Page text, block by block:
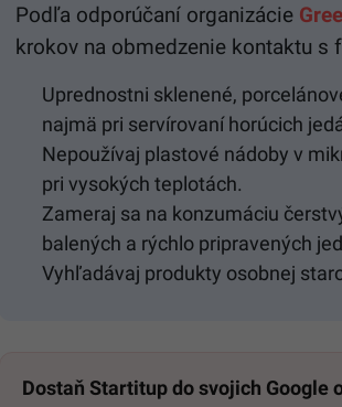
Podľa odporúčaní organizácie
krokov na obmedzenie kontaktu s
Uprednostni sklenené,
najmä pri servírovaní horúcich
Nepoužívaj plastové nádoby v
pri vysokých teplotách.
Zameraj sa na konzumáciu
balených a rýchlo pripravených
Vyhľadávaj produkty osobnej
Dostaň Startitup do svojich Google